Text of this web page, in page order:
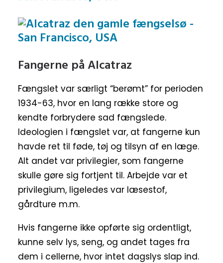
Fangerne på Alcatraz
Fængslet var særligt “berømt” for perioden
1934-63, hvor en lang række store og
kendte forbrydere sad fængslede.
Ideologien i fængslet var, at fangerne kun
havde ret til føde, tøj og tilsyn af en læge.
Alt andet var privilegier, som fangerne
skulle gøre sig fortjent til. Arbejde var et
privilegium, ligeledes var læsestof,
gårdture m.m.
Hvis fangerne ikke opførte sig ordentligt,
kunne selv lys, seng, og andet tages fra
dem i cellerne, hvor intet dagslys slap ind.